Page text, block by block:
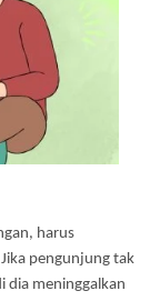
harus
pengunjung tak
dia meninggalkan